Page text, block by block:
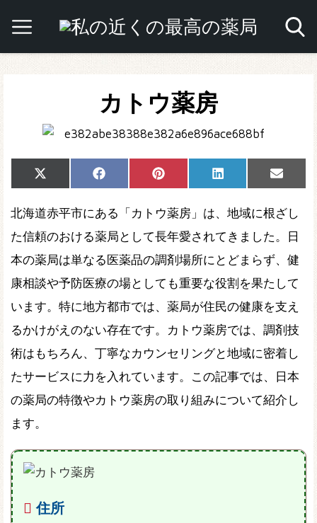
カトウ薬房
Share
on
X
(Twitter)
Share
on
Facebook Share
on
Pinterest Share
on
LinkedIn
Share
on
Email
北海道赤平市にある「カトウ薬房」は、地域に根ざし
た信頼のおける薬局として長年愛されてきました。日
本の薬局は単なる医薬品の調剤場所にとどまらず、健
康相談や予防医療の場としても重要な役割を果たして
います。特に地方都市では、薬局が住民の健康を支え
るかけがえのない存在です。カトウ薬房では、調剤技
術はもちろん、丁寧なカウンセリングと地域に密着し
たサービスに力を入れています。この記事では、日本
の薬局の特徴やカトウ薬房の取り組みについて紹介し
ます。
住所